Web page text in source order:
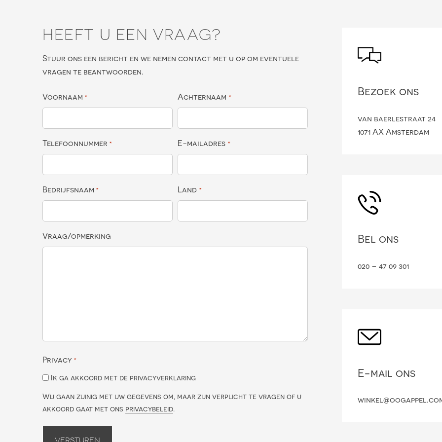
HEEFT U EEN VRAAG?
Stuur ons een bericht en we nemen contact met u op om eventuele
vragen te beantwoorden.
Voornaam * Achternaam *
Telefoonnummer * E-mailadres *
Bedrijfsnaam * Land *
Vraag/opmerking
Privacy *
Ik ga akkoord met de privacyverklaring
Wij gaan zuinig met uw gegevens om, maar zijn verplicht te vragen of u
akkoord gaat met ons privacybeleid.
Bezoek ons
van baerlestraat 24
1071 AX Amsterdam
Bel ons
020 – 47 09 301
E-mail ons